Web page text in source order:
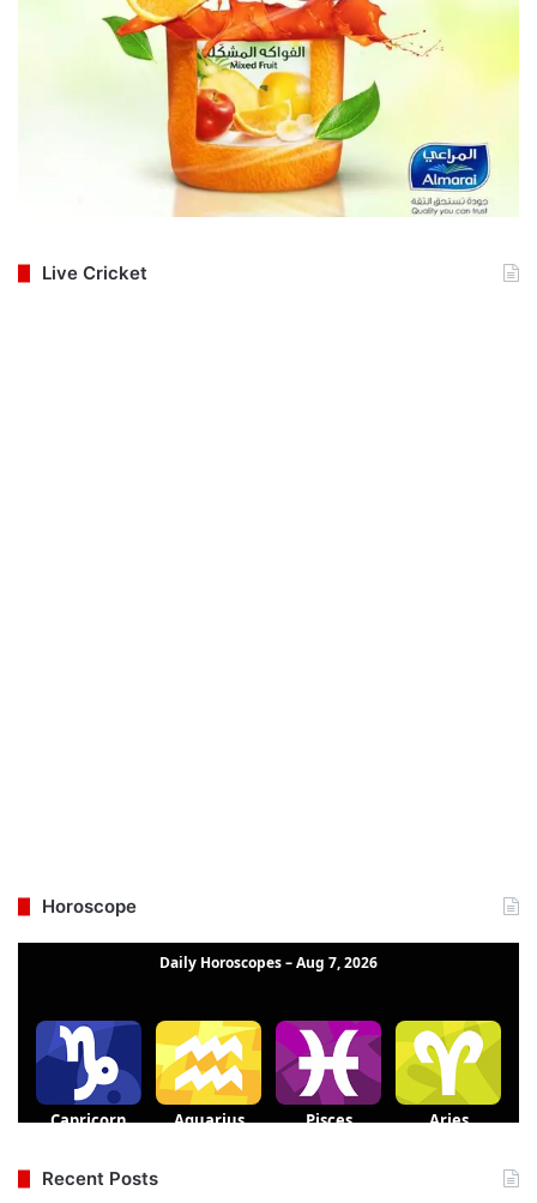
Live Cricket
Horoscope
Recent Posts